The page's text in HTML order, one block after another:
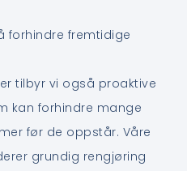
forhindre fremtidige
tilbyr vi også proaktive
kan forhindre mange
før de oppstår. Våre
grundig rengjøring